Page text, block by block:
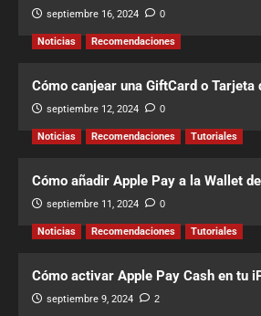
septiembre 16, 2024 0
Noticias Recomendaciones
Cómo canjear una GiftCard o Tarjeta
septiembre 12, 2024 0
Noticias Recomendaciones Tutoriales
Cómo añadir Apple Pay a la Wallet
septiembre 11, 2024 0
Noticias Recomendaciones Tutoriales
Cómo activar Apple Pay Cash en tu
septiembre 9, 2024 2